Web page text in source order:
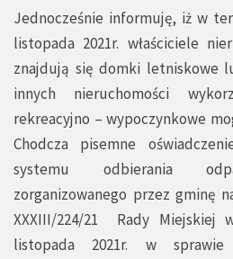
Jednocześnie informuję, iż w
listopada 2021r. właściciele
znajdują się domki letniskowe
innych nieruchomości
rekreacyjno – wypoczynkowe
Chodcza pisemne
systemu odbierania
zorganizowanego przez gminę
XXXIII/224/21 Rady
listopada 2021r. w sprawie